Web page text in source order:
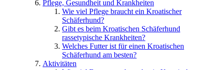
Pflege, Gesundheit und Krankheiten
Wie viel Pflege braucht ein Kroatischer
Schäferhund?
Gibt es beim Kroatischen Schäferhund
rassetypische Krankheiten?
Welches Futter ist für einen Kroatischen
Schäferhund am besten?
Aktivitäten